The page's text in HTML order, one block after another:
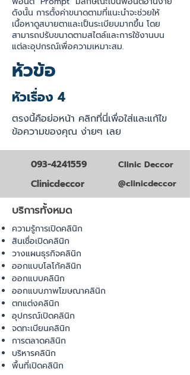
ดังนั้น การตั้งค่าขนาดตามที่แนะนำจะช่วยให้
เนื้อหาดูสบายตาและเป็นระเบียบมากขึ้น โดย
สามารถปรับขนาดตามสไตล์และการใช้งานบน
แต่ละอุปกรณ์เพื่อความเหมาะสม.
หัวข้อ
หัวเรื่อง 4
ตรงนี้คือย่อหน้า คลิกที่นี่เพื่อใส่และแก้ไข
ข้อความของคุณ ง่ายๆ เลย
093-4241559
Clinicdeccor
Clinic Deccor
@clinicdeccor
บริการทั้งหมด
ความรู้การเปิดคลินิก
สินเชื่อเปิดคลินิก
วางแผนธุรกิจคลินิก
ออกแบบโลโก้คลินิก
ออกแบบคลินิก
ออกแบบภาพโฆษณาคลินิก
ตกแต่งคลินิก
อุปกรณ์เปิดคลินิก
จดทะเบียนคลินิก
การตลาดคลินิก
บริหารคลินิก
พื้นที่เปิดคลินิก